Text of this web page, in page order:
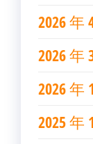
2026 年
2026 年
2026 年
2025 年